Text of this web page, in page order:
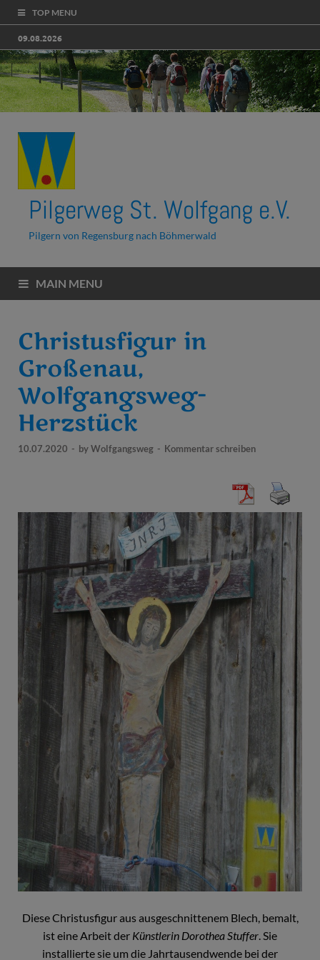
TOP MENU
09.08.2026
Pilgerweg St. Wolfgang e.V.
Pilgern von Regensburg nach Böhmerwald
MAIN MENU
Christusfigur in
Großenau,
Wolfgangsweg-
Herzstück
10.07.2020 - byWolfgangsweg - Kommentar schreiben
Diese Christusfigur aus ausgeschnittenem Blech, bemalt,
ist eine Arbeit der Künstlerin Dorothea Stuffer. Sie
installierte sie um die Jahrtausendwende bei der